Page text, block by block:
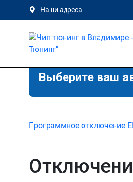
Наши адреса
Выберите ваш
Программное отключение